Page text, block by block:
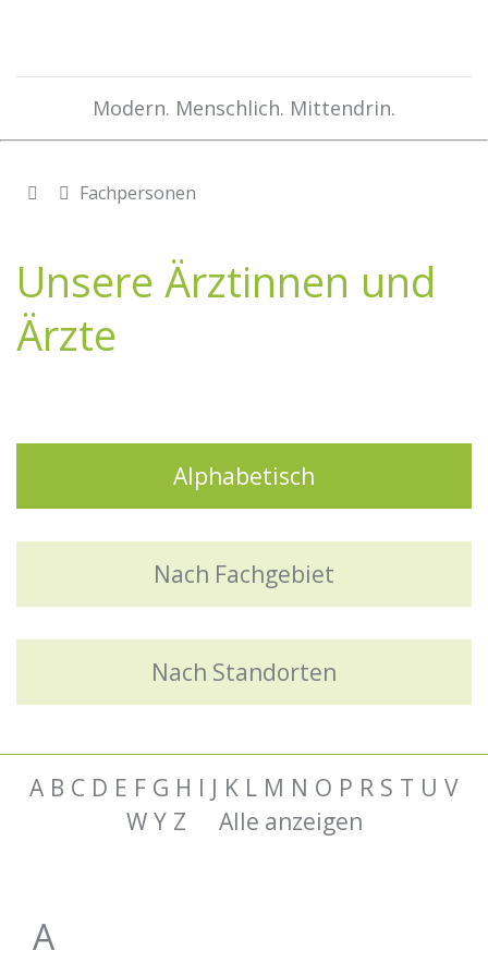
Modern. Menschlich. Mittendrin.
Fachpersonen
Unsere Ärztinnen und
Ärzte
Alphabetisch
Nach Fachgebiet
Nach Standorten
A B C D E F G H I J K L M N O P R S T U V
W Y Z Alle anzeigen
A